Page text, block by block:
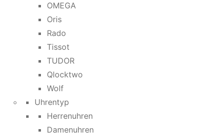
OMEGA
Oris
Rado
Tissot
TUDOR
Qlocktwo
Wolf
Uhrentyp
Herrenuhren
Damenuhren